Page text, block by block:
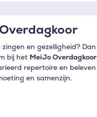
en gezelligheid?
bij het MeiJo Overdagkoor
repertoire en
en samenzijn.